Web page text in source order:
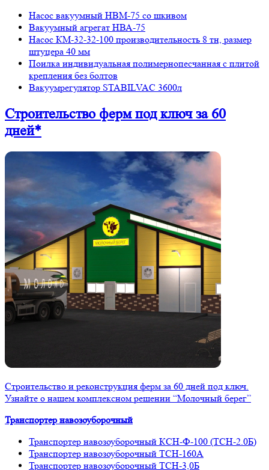
Насос вакуумный НВМ-75 со шкивом
Вакуумный агрегат НВА-75
Насос КМ-32-32-100 производительность 8 тн, размер
штуцера 40 мм
Поилка индивидуальная полимернопесчанная с плитой
крепления без болтов
Вакуумрегулятор STABILVAC 3600л
Строительство фермпод ключ за 60
дней*
Строительство и реконструкция ферм за 60 дней под ключ.
Узнайте о нашем комплексном решении “Молочный берег”
Транспортер навозоуборочный
Транспортер навозоуборочный КСН-Ф-100 (ТСН-2.0Б)
Транспортер навозоуборочный ТСН-160А
Транспортер навозоуборочный ТСН-3,0Б